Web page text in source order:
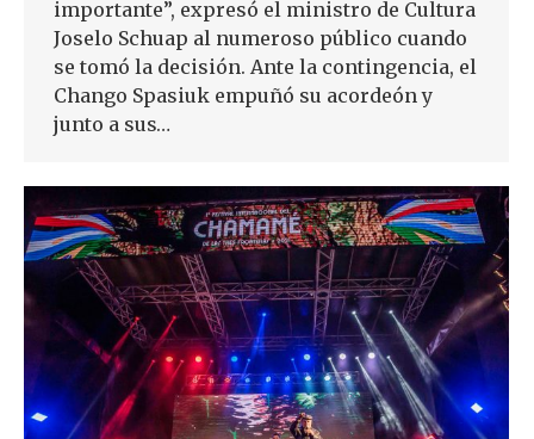
importante”, expresó el ministro de Cultura
Joselo Schuap al numeroso público cuando
se tomó la decisión. Ante la contingencia, el
Chango Spasiuk empuñó su acordeón y
junto a sus…